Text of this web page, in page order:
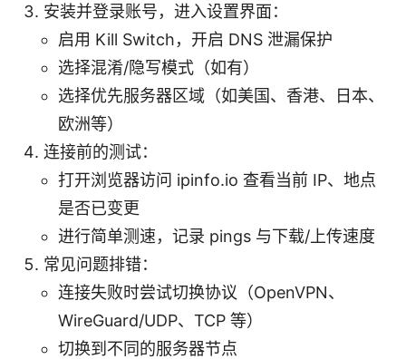
安装并登录账号，进入设置界面：
启用 Kill Switch，开启 DNS 泄漏保护
选择混淆/隐写模式（如有）
选择优先服务器区域（如美国、香港、日本、
欧洲等）
连接前的测试：
打开浏览器访问 ipinfo.io 查看当前 IP、地点
是否已变更
进行简单测速，记录 pings 与下载/上传速度
常见问题排错：
连接失败时尝试切换协议（OpenVPN、
WireGuard/UDP、TCP 等）
切换到不同的服务器节点